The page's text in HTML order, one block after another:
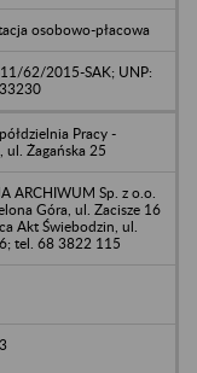
osobowo-płacowa
62/2015-SAK; UNP:
Pracy -
ul. Żagańska 25
ARCHIWUM Sp. z o.o.
Góra, ul. Zacisze 16
Akt Świebodzin, ul.
tel. 68 3822 115